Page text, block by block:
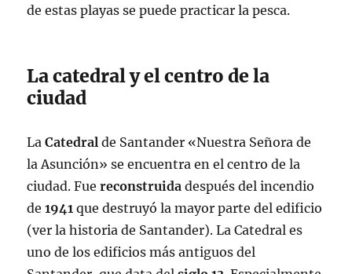
de estas playas se puede practicar la pesca.
La catedral y el centro de la
ciudad
LaCatedral de Santander «Nuestra Señora de
la Asunción» se encuentra en el centro de la
ciudad. Fuereconstruida después del incendio
de1941 que destruyó la mayor parte del edificio
(ver la historia de Santander). La Catedral es
uno de los edificios más antiguos del